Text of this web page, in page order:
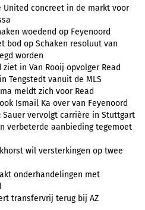
United concreet in de markt voor
woedend op Feyenoord
bod op Schaken resoluut van
worden
ziet in Van Rooij opvolger Read
Tengstedt vanuit de MLS
meldt zich voor Read
Ismail Ka over van Feyenoord
Sauer vervolgt carrière in Stuttgart
verbeterde aanbieding tegemoet
wil versterkingen op twee
onderhandelingen met
transfervrij terug bij AZ